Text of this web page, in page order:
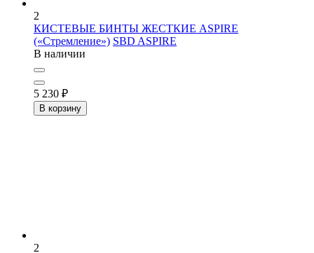
2
КИСТЕВЫЕ БИНТЫ ЖЕСТКИЕ ASPIRE
(«Стремление») SBD ASPIRE
В наличии
5 230 ₽
В корзину
2